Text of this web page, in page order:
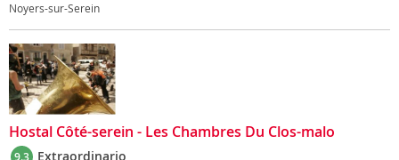
Noyers-sur-Serein
Hostal Côté-serein - Les Chambres Du Clos-malo
9.3 Extraordinario